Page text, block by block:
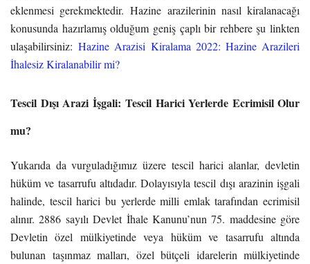
eklenmesi gerekmektedir.Hazine arazilerinin nasıl kiralanacağı
konusunda hazırlamış olduğum geniş çaplı bir rehbere şu linkten
ulaşabilirsiniz:Hazine Arazisi Kiralama 2022: Hazine Arazileri
İhalesiz Kiralanabilir mi?
Tescil Dışı Arazi İşgali: Tescil Harici Yerlerde Ecrimisil Olur
mu?
Yukarıda da vurguladığımız üzere tescil harici alanlar, devletin
hüküm ve tasarrufu altıdadır. Dolayısıyla tescil dışı arazinin işgali
halinde, tescil harici bu yerlerde milli emlak tarafından ecrimisil
alınır. 2886 sayılı Devlet İhale Kanunu’nun 75. maddesine göre
Devletin özel mülkiyetinde veya hüküm ve tasarrufu altında
bulunan taşınmaz malları, özel bütçeli idarelerin mülkiyetinde